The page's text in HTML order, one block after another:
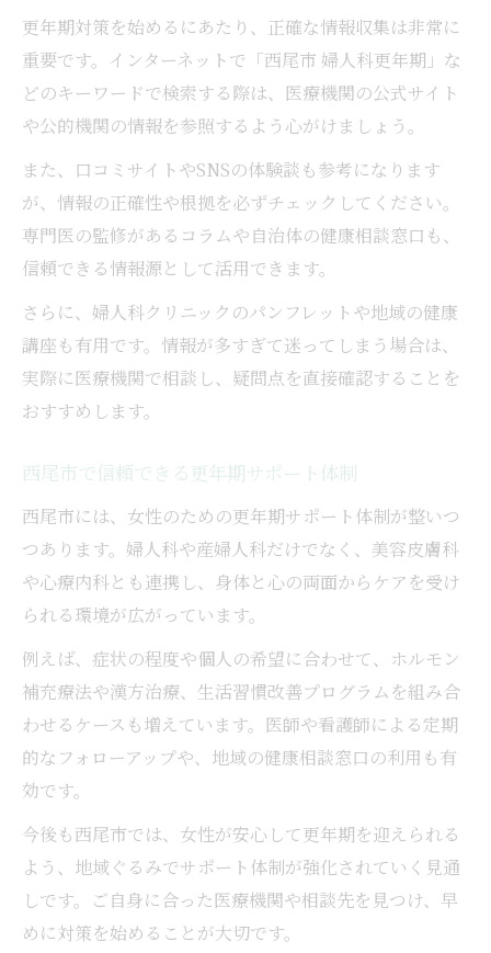
更年期対策を始めるにあたり、正確な情報収集は非常に
重要です。インターネットで「西尾市 婦人科更年期」な
どのキーワードで検索する際は、医療機関の公式サイト
や公的機関の情報を参照するよう心がけましょう。
また、口コミサイトやSNSの体験談も参考になります
が、情報の正確性や根拠を必ずチェックしてください。
専門医の監修があるコラムや自治体の健康相談窓口も、
信頼できる情報源として活用できます。
さらに、婦人科クリニックのパンフレットや地域の健康
講座も有用です。情報が多すぎて迷ってしまう場合は、
実際に医療機関で相談し、疑問点を直接確認することを
おすすめします。
西尾市で信頼できる更年期サポート体制
西尾市には、女性のための更年期サポート体制が整いつ
つあります。婦人科や産婦人科だけでなく、美容皮膚科
や心療内科とも連携し、身体と心の両面からケアを受け
られる環境が広がっています。
例えば、症状の程度や個人の希望に合わせて、ホルモン
補充療法や漢方治療、生活習慣改善プログラムを組み合
わせるケースも増えています。医師や看護師による定期
的なフォローアップや、地域の健康相談窓口の利用も有
効です。
今後も西尾市では、女性が安心して更年期を迎えられる
よう、地域ぐるみでサポート体制が強化されていく見通
しです。ご自身に合った医療機関や相談先を見つけ、早
めに対策を始めることが大切です。